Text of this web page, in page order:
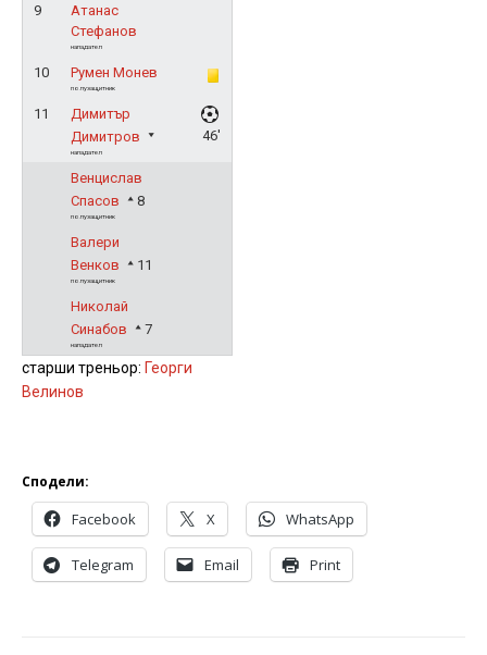
9
Атанас
Стефанов
нападател
10 Румен Монев
полузащитник
11
Димитър
Димитров
нападател
46'
Венцислав
Спасов
8
полузащитник
Валери
Венков
11
полузащитник
Николай
Синабов
7
нападател
старши треньор: Георги
Велинов
Сподели:
Facebook X WhatsApp
Telegram Email Print